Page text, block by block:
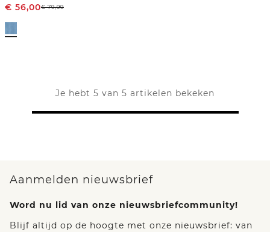
€ 56,00€79,99
Je hebt 5 van 5 artikelen bekeken
Aanmelden nieuwsbrief
Word nu lid van onze nieuwsbriefcommunity!
Blijf altijd op de hoogte met onze nieuwsbrief: van